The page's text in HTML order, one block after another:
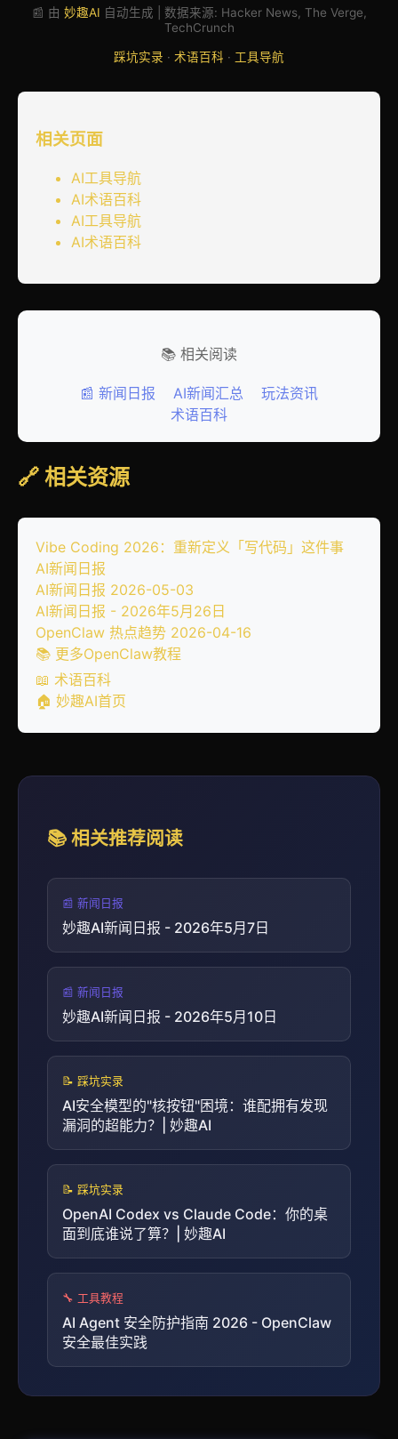
📰 由 妙趣AI 自动生成 | 数据来源: Hacker News, The Verge,
TechCrunch
踩坑实录 · 术语百科 · 工具导航
相关页面
AI工具导航
AI术语百科
AI工具导航
AI术语百科
📚 相关阅读
📰 新闻日报 AI新闻汇总
玩法资讯
术语百科
🔗 相关资源
Vibe Coding 2026：重新定义「写代码」这件事
AI新闻日报
AI新闻日报 2026-05-03
AI新闻日报 - 2026年5月26日
OpenClaw 热点趋势 2026-04-16
📚 更多OpenClaw教程
📖 术语百科
🏠 妙趣AI首页
📚 相关推荐阅读
📰 新闻日报
妙趣AI新闻日报 - 2026年5月7日
📰 新闻日报
妙趣AI新闻日报 - 2026年5月10日
📝 踩坑实录
AI安全模型的"核按钮"困境：谁配拥有发现
漏洞的超能力？| 妙趣AI
📝 踩坑实录
OpenAI Codex vs Claude Code：你的桌
面到底谁说了算？| 妙趣AI
🔧 工具教程
AI Agent 安全防护指南 2026 - OpenClaw
安全最佳实践